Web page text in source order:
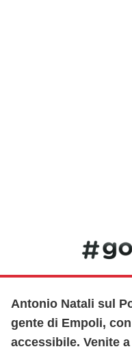
Antonio Natali sul
gente di Empoli,
accessibile. Venite